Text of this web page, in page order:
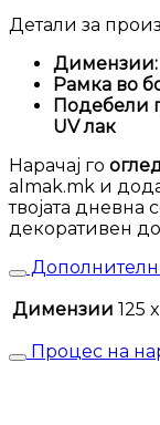
Детали за
Димензии:
Рамка во
Подебели
UV лак
Нарачај го
almak.mk и
твојата дневна
декоративен
Димензии 125
Процес на